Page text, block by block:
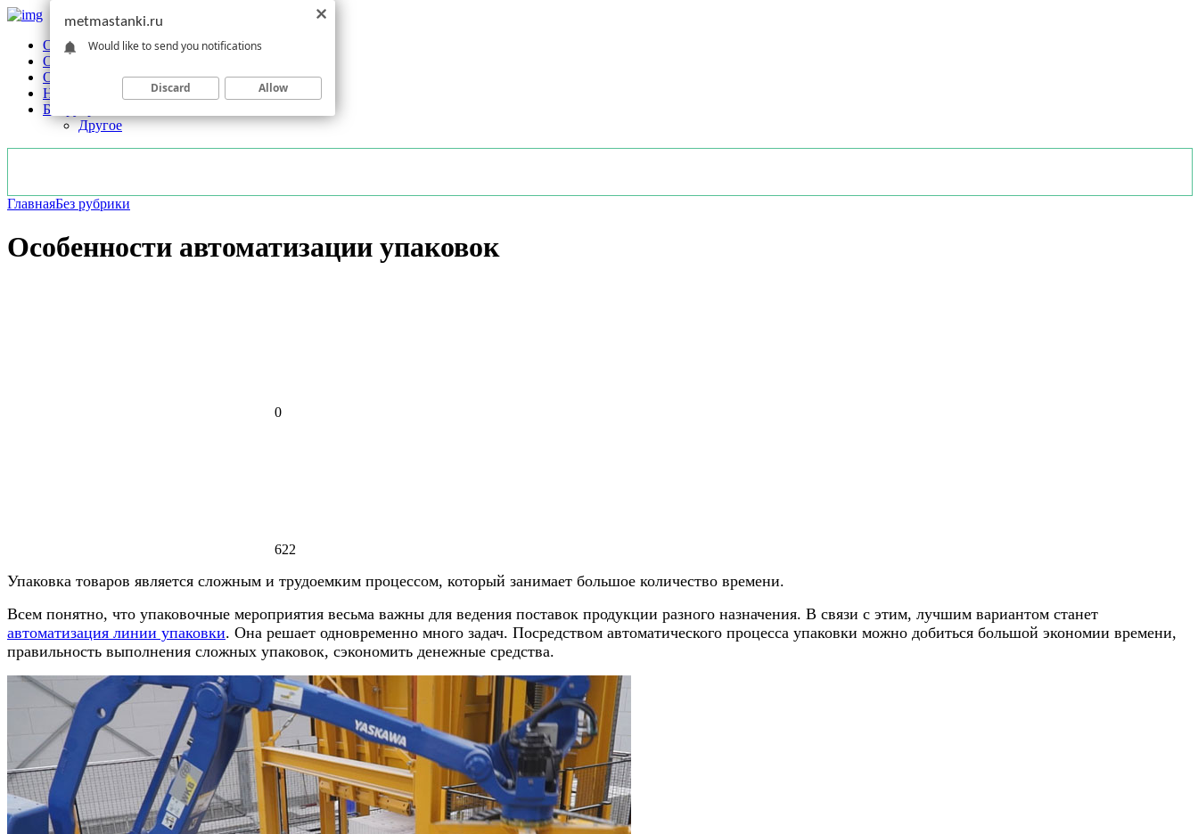
Обзоры станков
Оборудование
Обработка
Новости отрасли
Без рубрики
Другое
ГлавнаяБез рубрики
Особенности автоматизации упаковок
0
622
Упаковка товаров является сложным и трудоемким процессом, который занимает большое количество времени.
Всем понятно, что упаковочные мероприятия весьма важны для ведения поставок продукции разного назначения. В связи с этим, лучшим вариантом станет
автоматизация линии упаковки. Она решает одновременно много задач. Посредством автоматического процесса упаковки можно добиться большой экономии времени,
правильность выполнения сложных упаковок, сэкономить денежные средства.
metmastanki.ru
Would like to send you notifications
Discard Allow